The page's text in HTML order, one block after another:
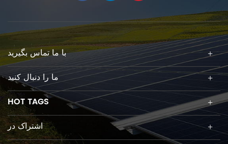
با ما تماس بگیرید
ما را دنبال کنید
HOT TAGS
اشتراک در